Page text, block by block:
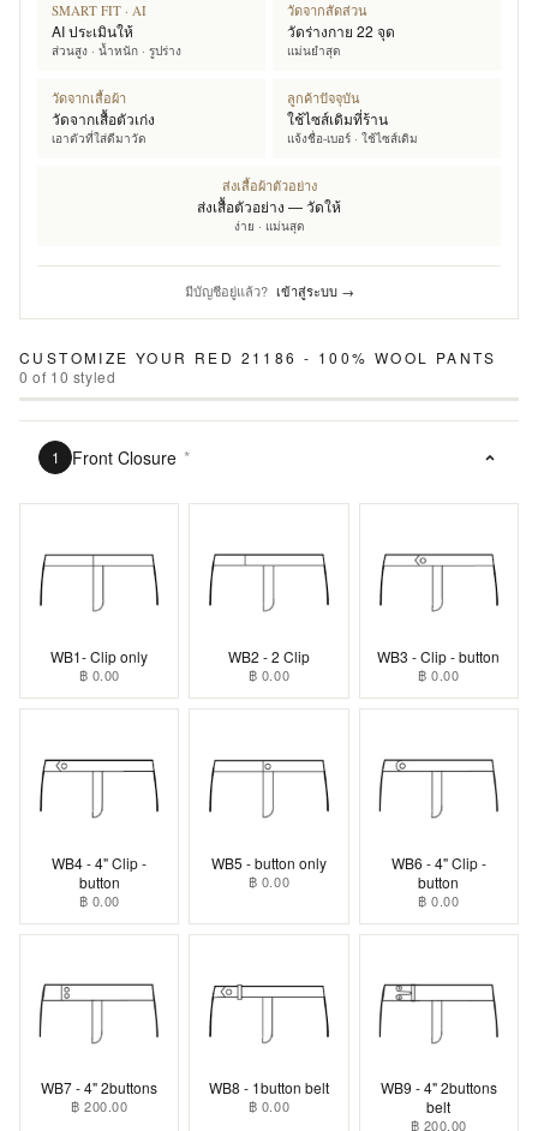
SMART FIT · AI
AI ประเมินให้
ส่วนสูง · น้ำหนัก · รูปร่าง
วัดจากสัดส่วน
วัดร่างกาย 22 จุด
แม่นยำสุด
วัดจากเสื้อผ้า
วัดจากเสื้อตัวเก่ง
เอาตัวที่ใส่ดีมาวัด
ลูกค้าปัจจุบัน
ใช้ไซส์เดิมที่ร้าน
แจ้งชื่อ-เบอร์ · ใช้ไซส์เดิม
ส่งเสื้อผ้าตัวอย่าง
ส่งเสื้อตัวอย่าง — วัดให้
ง่าย · แม่นสุด
มีบัญชีอยู่แล้ว? เข้าสู่ระบบ →
CUSTOMIZE YOUR RED 21186 - 100% WOOL PANTS
0 of 10 styled
1 Front Closure *
WB1- Clip only
฿ 0.00
WB2 - 2 Clip
฿ 0.00
WB3 - Clip - button
฿ 0.00
WB4 - 4" Clip -
button
฿ 0.00
WB5 - button only
฿ 0.00
WB6 - 4" Clip -
button
฿ 0.00
WB7 - 4" 2buttons
฿ 200.00
WB8 - 1button belt
฿ 0.00
WB9 - 4" 2buttons
belt
฿ 200.00